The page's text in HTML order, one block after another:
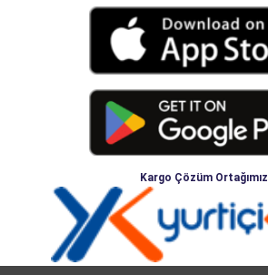
Kargo Çözüm Ortağımız